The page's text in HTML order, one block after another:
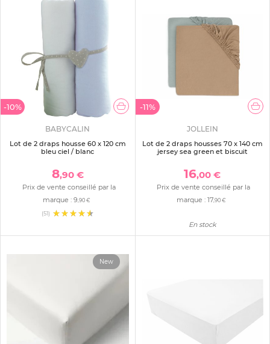
-10%
BABYCALIN
Lot de 2 draps housse 60 x 120 cm
bleu ciel / blanc
8,90 €
Prix de vente conseillé par la
marque : 9,90 €
(51)
-11%
JOLLEIN
Lot de 2 draps housses 70 x 140 cm
jersey sea green et biscuit
16,00 €
Prix de vente conseillé par la
marque : 17,90 €
En stock
New